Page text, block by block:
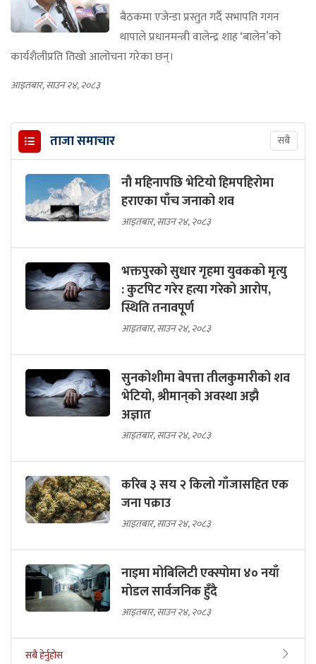
बैठकमा एजेन्डा प्रस्तुत गर्दै सभापति गगन
थापाले प्रधानमन्त्री वालेन्द्र शाह ‘बालेन’को
कार्यशैलीप्रति तिखो आलोचना गरेका छन्।
आइतबार, साउन २४, २०८३
ताजा समाचार सबै
नौ महिनापछि भेटियो हिमपहिरोमा
हराएका पाँच जनाको शव
आइतबार, साउन २४, २०८३
भक्तपुरको सुधार गृहमा युवकको मृत्यु
: कुटपिट गरेर हत्या गरेको आरोप,
स्थिति तनावपूर्ण
आइतबार, साउन २४, २०८३
सुनकोशीमा बेपत्ता तीलकुमारीको शव
भेटियो, श्रीमान्‌को अवस्था अझै
अज्ञात
आइतबार, साउन २४, २०८३
करिब ३ सय २ किलो गाँजासहित एक
जना पक्राउ
आइतबार, साउन २४, २०८३
नाइमा मोबिलिटी एक्स्पोमा ४० नयाँ
मोडल सार्वजनिक हुँदै
आइतबार, साउन २४, २०८३
सबै हेर्नुहोस